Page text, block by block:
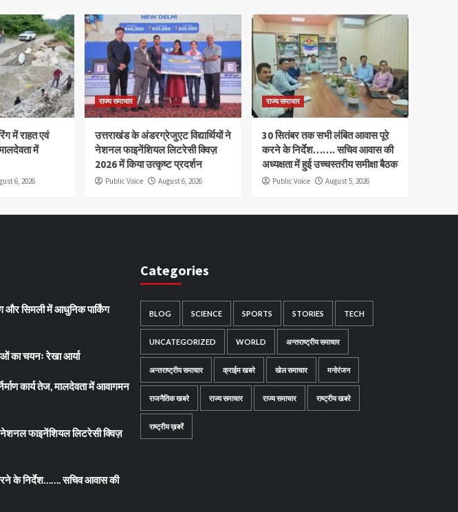
में राहत एवं
में
6, 2026
राज्य समाचार
उत्तराखंड के अंडरग्रेजुएट विद्यार्थियों ने
नेशनल फाइनेंशियल लिटरेसी क्विज़
2026 में किया उत्कृष्ट प्रदर्शन
Public Voice August 6, 2026
राज्य समाचार
30 सितंबर तक सभी लंबित आवास पूरे
करने के निर्देश……. सचिव आवास की
अध्यक्षता में हुई उच्चस्तरीय समीक्षा बैठक
Public Voice August 5, 2026
और सिमली में आधुनिक पार्किंग
का चयनः रेखा आर्या
कार्य तेज, मालदेवता में आवागमन
नेशनल फाइनेंशियल लिटरेसी क्विज़
के निर्देश……. सचिव आवास की
Categories
BLOG SCIENCE SPORTS STORIES TECH
UNCATEGORIZED WORLD अन्तराष्ट्रीय समाचार
अन्तराष्ट्रीय समाचार क्राईम खबरे खेल समाचार मनोरंजन
राजनैतिक खबरे राज्य समाचार राज्य समाचार राष्ट्रीय खबरे
राष्ट्रीय ख़बरें